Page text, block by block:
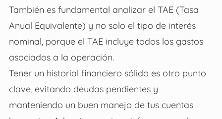
También es fundamental analizar el TAE (Tasa
Anual Equivalente) y no solo el tipo de interés
nominal, porque el TAE incluye todos los gastos
asociados a la operación.
Tener un historial financiero sólido es otro punto
clave, evitando deudas pendientes y
manteniendo un buen manejo de tus cuentas